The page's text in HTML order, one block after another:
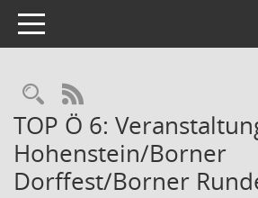
Toggle navigation
Rechercheauswahl
RSS-Feed
TOP Ö 6:
Hohenstein/Borner
Dorffest/Borner